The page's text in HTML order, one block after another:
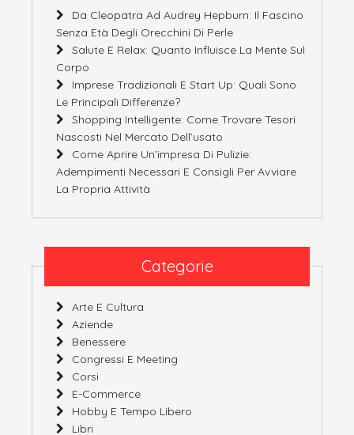
Da Cleopatra Ad Audrey Hepburn: Il Fascino
Senza Età Degli Orecchini Di Perle
Salute E Relax: Quanto Influisce La Mente Sul
Corpo
Imprese Tradizionali E Start Up: Quali Sono
Le Principali Differenze?
Shopping Intelligente: Come Trovare Tesori
Nascosti Nel Mercato Dell’usato
Come Aprire Un’impresa Di Pulizie:
Adempimenti Necessari E Consigli Per Avviare
La Propria Attività
Categorie
Arte E Cultura
Aziende
Benessere
Congressi E Meeting
Corsi
E-Commerce
Hobby E Tempo Libero
Libri